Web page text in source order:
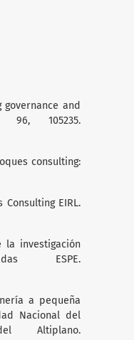
and
96, 105235.
consulting:
EIRL.
la investigación
ESPE.
a pequeña
Nacional del
Altiplano.